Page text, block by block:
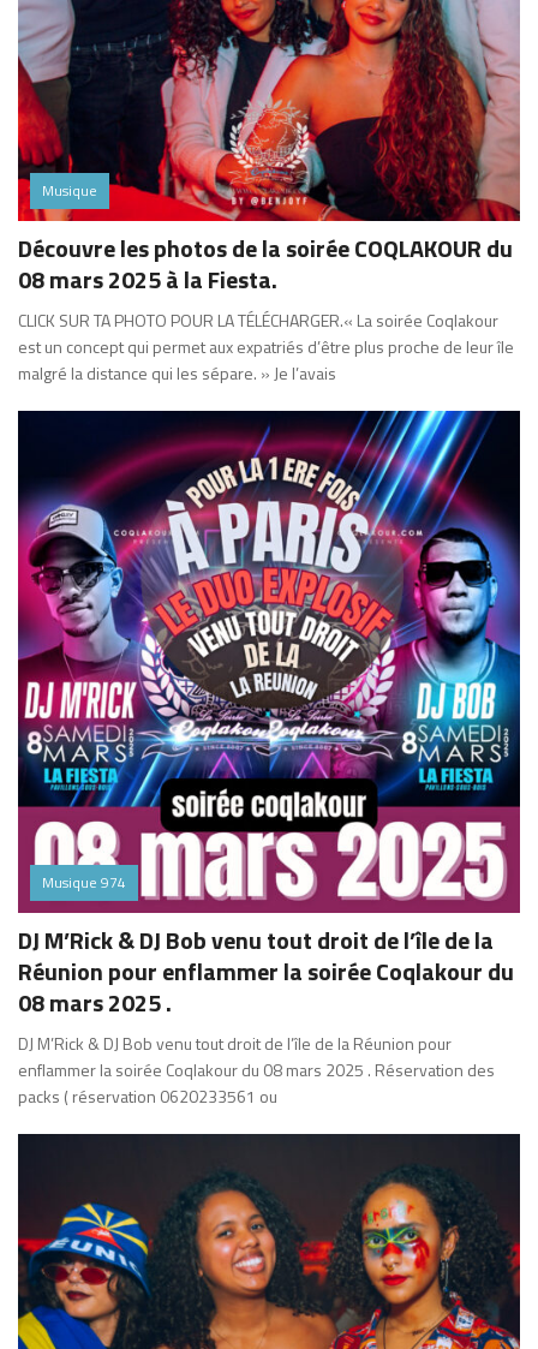
Musique
Découvre les photos de la soirée COQLAKOUR du
08 mars 2025 à la Fiesta.
CLICK SUR TA PHOTO POUR LA TÉLÉCHARGER.« La soirée Coqlakour
est un concept qui permet aux expatriés d’être plus proche de leur île
malgré la distance qui les sépare. » Je l’avais
Musique 974
DJ M’Rick & DJ Bob venu tout droit de l’île de la
Réunion pour enflammer la soirée Coqlakour du
08 mars 2025 .
DJ M’Rick & DJ Bob venu tout droit de l’île de la Réunion pour
enflammer la soirée Coqlakour du 08 mars 2025 . Réservation des
packs ( réservation 0620233561 ou